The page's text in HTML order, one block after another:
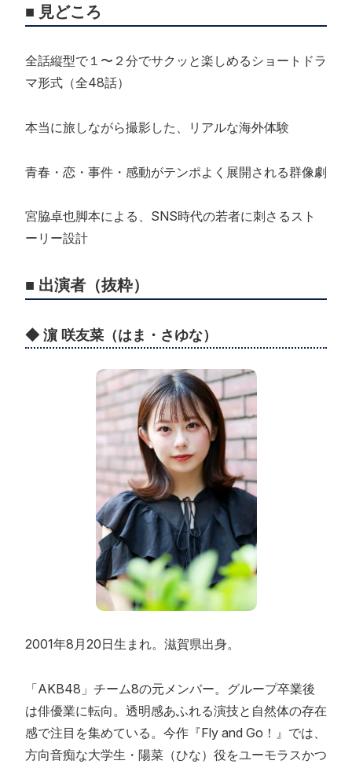
■ 見どころ
全話縦型で１〜２分でサクッと楽しめるショートドラ
マ形式（全48話）
本当に旅しながら撮影した、リアルな海外体験
青春・恋・事件・感動がテンポよく展開される群像劇
宮脇卓也脚本による、SNS時代の若者に刺さるスト
ーリー設計
■ 出演者（抜粋）
◆ 濵 咲友菜（はま・さゆな）
2001年8月20日生まれ。滋賀県出身。
「AKB48」チーム8の元メンバー。グループ卒業後
は俳優業に転向。透明感あふれる演技と自然体の存在
感で注目を集めている。今作『Fly and Go！』では、
方向音痴な大学生・陽菜（ひな）役をユーモラスかつ